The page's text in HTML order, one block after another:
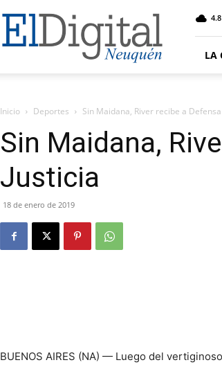
El
Digital
Neuquen
4.8
LA
Inicio Deportes Sin Maidana, River recibe a Defensa
Sin Maidana,
Justicia
18 de enero de 2019
BUENOS AIRES (NA) — Luego del